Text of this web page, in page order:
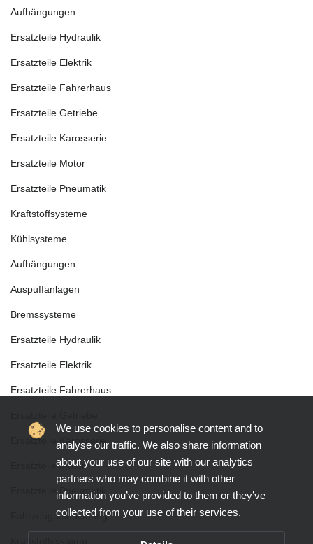
We use cookies to personalise content and to
analyse our traffic. We also share information
about your use of our site with our analytics
partners who may combine it with other
information you’ve provided to them or they’ve
collected from your use of their services.
Aufhängungen
Ersatzteile Hydraulik
Ersatzteile Elektrik
Ersatzteile Fahrerhaus
Ersatzteile Getriebe
Ersatzteile Karosserie
Ersatzteile Motor
Ersatzteile Pneumatik
Kraftstoffsysteme
Kühlsysteme
Aufhängungen
Auspuffanlagen
Bremssysteme
Ersatzteile Hydraulik
Ersatzteile Elektrik
Ersatzteile Fahrerhaus
Ersatzteile Karosserie
Ersatzteile Motor
Ersatzteile Pneumatik
Fahrzeugbeleuchtung